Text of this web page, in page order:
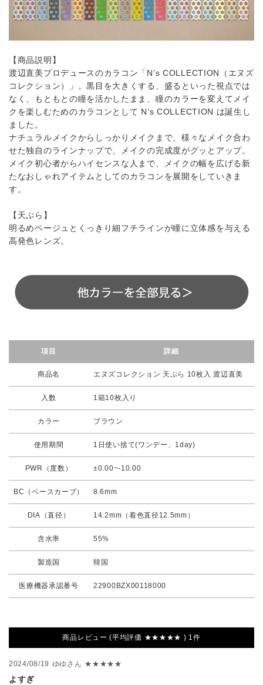
【商品説明】
渡辺直美プロデュースのカラコン「N’s COLLECTION（エヌズ
コレクション）」。黒目を大きくする、盛るといった視点では
なく、もともとの瞳を活かしたまま、瞳のカラーを変えてメイ
クを楽しむためのカラコンとして N’s COLLECTION は誕生し
ました。
ナチュラルメイクからしっかりメイクまで、様々なメイク合わ
せた独自のラインナップで、メイクの完成度がグッとアップ。
メイク初心者からハイセンスな人まで、メイクの幅を広げる新
たなおしゃれアイテムとしてのカラコンを展開をしていきま
す。
【天ぷら】
明るめページュとくっきり細フチラインが瞳に立体感を与える
高発色レンズ。
項目 詳細
商品名 エヌズコレクション 天ぷら 10枚入 渡辺直美
入数 1箱10枚入り
カラー ブラウン
使用期間 1日使い捨て(ワンデー、1day)
PWR（度数） ±0.00~-10.00
BC（ベースカーブ） 8.6mm
DIA（直径） 14.2mm（着色直径12.5mm）
含水率 55%
製造国 韓国
医療機器承認番号 22900BZX00118000
商品レビュー (平均評価 ★★★★★ ) 1件
2024/08/19 ゆゆさん ★★★★★
よすぎ